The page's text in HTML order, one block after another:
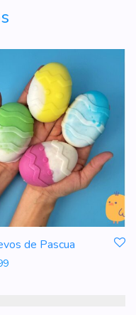
$2.60 hasta $2.95
de Pascua